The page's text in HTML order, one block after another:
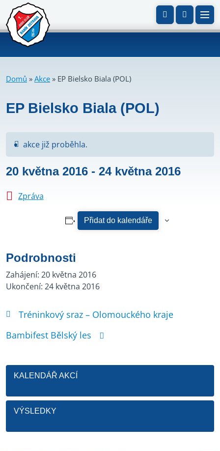
Domů » Akce » EP Bielsko Biala (POL)
EP Bielsko Biala (POL)
akce již proběhla.
20 května 2016 - 24 května 2016
Zpráva
Přidat do kalendáře
Podrobnosti
Zahájení: 20 května 2016
Ukončení: 24 května 2016
Tréninkový sraz – Olomouckého kraje
Bambifest Bělský les
KALENDÁŘ AKCÍ
VÝSLEDKY